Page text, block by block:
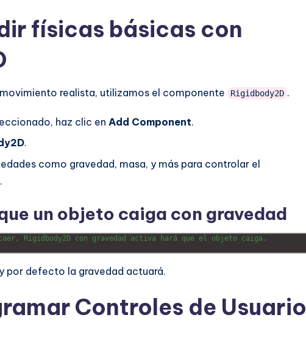
físicas básicas con
realista, utilizamos el componente Rigidbody2D .
haz clic en Add Component.
.
como gravedad, masa, y más para controlar el
un objeto caiga con gravedad
Rigidbody2D con gravedad activa hará que el objeto caiga.
por defecto la gravedad actuará.
Controles de Usuario